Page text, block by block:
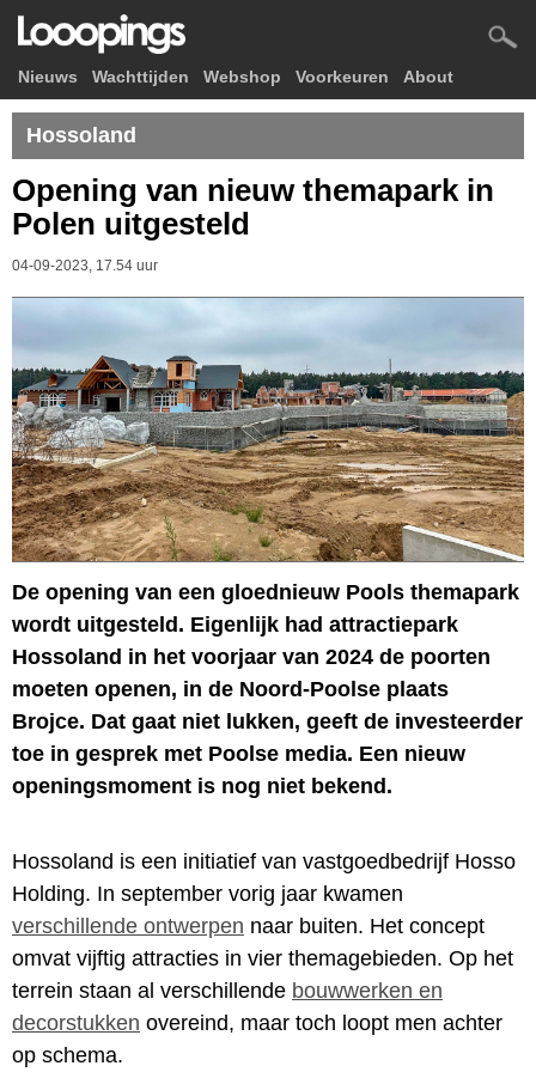
Nieuws Wachttijden Webshop Voorkeuren About
Hossoland
Opening van nieuw themapark in
Polen uitgesteld
04-09-2023, 17.54 uur
De opening van een gloednieuw Pools themapark
wordt uitgesteld. Eigenlijk had attractiepark
Hossoland in het voorjaar van 2024 de poorten
moeten openen, in de Noord-Poolse plaats
Brojce. Dat gaat niet lukken, geeft de investeerder
toe in gesprek met Poolse media. Een nieuw
openingsmoment is nog niet bekend.
Hossoland is een initiatief van vastgoedbedrijf Hosso
Holding. In september vorig jaar kwamen
verschillende ontwerpen naar buiten. Het concept
omvat vijftig attracties in vier themagebieden. Op het
terrein staan al verschillende bouwwerken en
decorstukken overeind, maar toch loopt men achter
op schema.